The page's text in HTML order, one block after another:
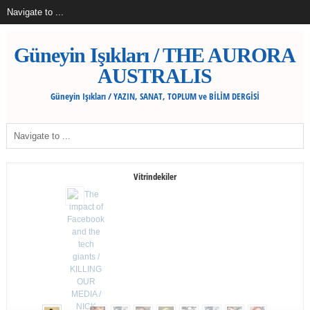
Güneyin Işıkları / THE AURORA
AUSTRALIS
Güneyin Işıkları / YAZIN, SANAT, TOPLUM ve BİLİM DERGİSİ
Vitrindekiler